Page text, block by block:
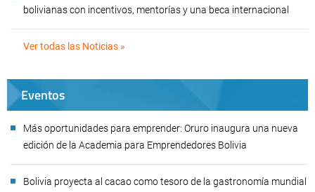
bolivianas con incentivos, mentorías y una beca internacional
Ver todas las Noticias »
Eventos
Más oportunidades para emprender: Oruro inaugura una nueva
edición de la Academia para Emprendedores Bolivia
Bolivia proyecta al cacao como tesoro de la gastronomía mundial